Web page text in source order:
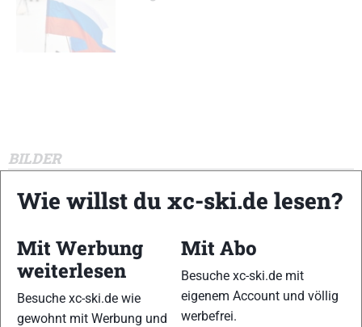
BILDER
Wie willst du xc-ski.de lesen?
Mit Werbung
weiterlesen
Besuche xc-ski.de wie
gewohnt mit Werbung und
Mit Abo
Besuche xc-ski.de mit
eigenem Account und völlig
werbefrei.